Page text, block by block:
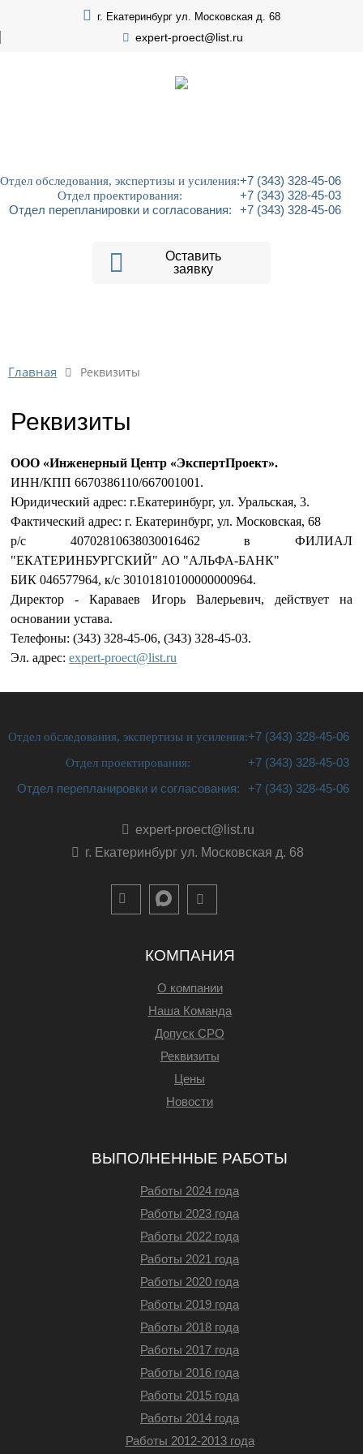
г. Екатеринбург ул. Московская д. 68
expert-proect@list.ru
Отдел обследования, экспертизы и усиления:+7 (343) 328-45-06
Отдел проектирования:
+7 (343) 328-45-03
Отдел перепланировки и согласования:
+7 (343) 328-45-06
Оставить
заявку
Главная Реквизиты
Реквизиты
ООО «Инженерный Центр «ЭкспертПроект».
ИНН/КПП 6670386110/667001001.
Юридический адрес: г.Екатеринбург, ул. Уральская, 3.
Фактический адрес: г. Екатеринбург, ул. Московская, 68
р/с 40702810638030016462 в ФИЛИАЛ
"ЕКАТЕРИНБУРГСКИЙ" АО "АЛЬФА-БАНК"
БИК 046577964, к/с 30101810100000000964.
Директор - Караваев Игорь Валерьевич, действует на
основании устава.
Телефоны: (343) 328-45-06, (343) 328-45-03.
Эл. адрес:expert-proect@list.ru
Отдел обследования, экспертизы и усиления:+7 (343) 328-45-06
Отдел проектирования:
+7 (343) 328-45-03
Отдел перепланировки и согласования:
+7 (343) 328-45-06
expert-proect@list.ru
г. Екатеринбург ул. Московская д. 68
КОМПАНИЯ
О компании
Наша Команда
Допуск СРО
Реквизиты
Цены
Новости
ВЫПОЛНЕННЫЕ РАБОТЫ
Работы 2024 года
Работы 2023 года
Работы 2022 года
Работы 2021 года
Работы 2020 года
Работы 2019 года
Работы 2018 года
Работы 2017 года
Работы 2016 года
Работы 2015 года
Работы 2014 года
Работы 2012-2013 года